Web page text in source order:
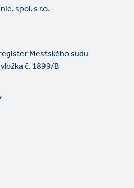
spol. s r.o.
Mestského súdu
č. 1899/B